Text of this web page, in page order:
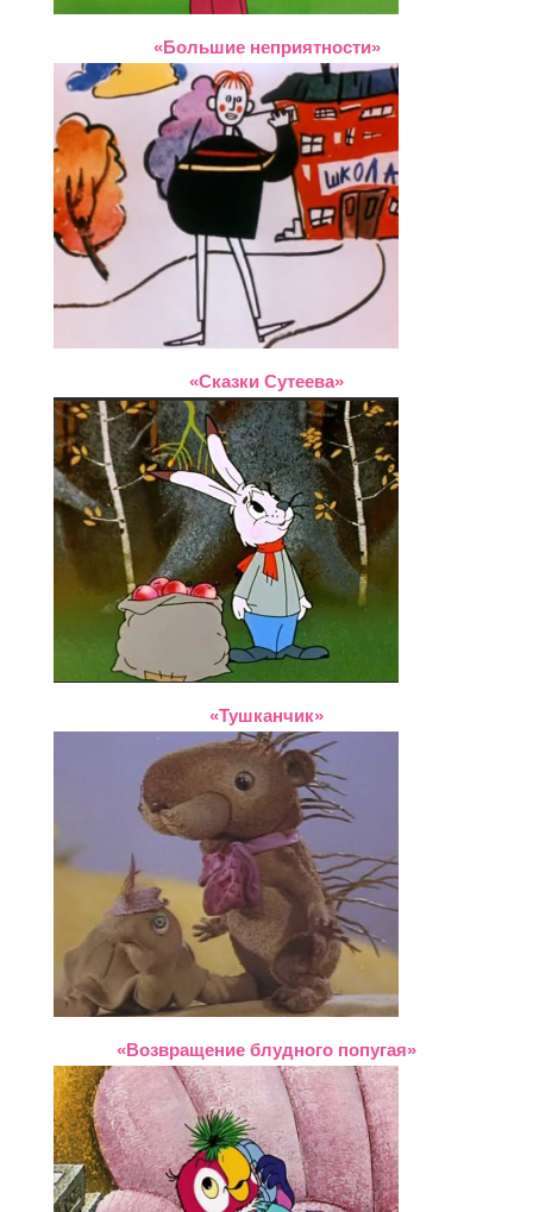
«Большие неприятности»
«Сказки Сутеева»
«Тушканчик»
«Возвращение блудного попугая»